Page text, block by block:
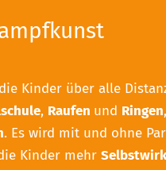
Kinder über alle
, Raufen und Ringen
. Es wird mit und ohne
Kinder mehr